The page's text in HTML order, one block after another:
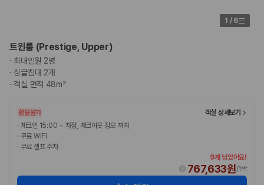
1 / 6
트윈룸 (Prestige, Upper)
· 최대인원 2명
·싱글침대 2개
·객실 면적 48m²
환불불가
객실 상세보기
· 체크인 15:00 ~ 자정, 체크아웃 정오 까지
· 무료 WiFi
· 무료 셀프 주차
9개 남았어요!
767,633원/1박